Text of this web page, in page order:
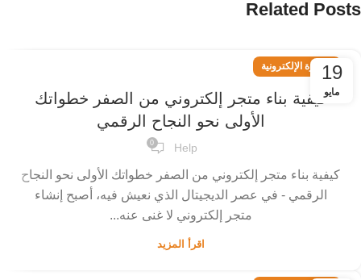
Related Posts
19
مايو
التجارة الإلكترونية
كيفية بناء متجر إلكتروني من الصفر خطواتك
الأولى نحو النجاح الرقمي
Help
0
كيفية بناء متجر إلكتروني من الصفر خطواتك الأولى نحو النجاح
الرقمي - في عصر الديجيتال الذي نعيش فيه، أصبح إنشاء
متجر إلكتروني لا غنى عنه...
اقرأ المزيد